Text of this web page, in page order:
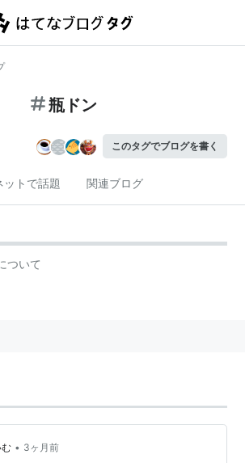
瓶ドン
このタグでブログを書く
ットで話題 関連ブログ
ついて
• 3ヶ月前